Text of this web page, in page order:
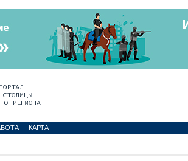
КАРТА